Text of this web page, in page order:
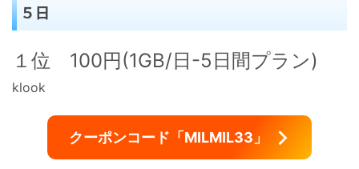
５日
１位 100円(1GB/日-5日間プラン)
klook
クーポンコード「MILMIL33」